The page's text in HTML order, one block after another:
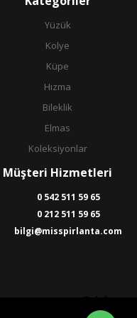
Yüzük
Kolye
Küpe
Hızma
Bileklik
Elmas
Koleksiyonlar
Müşteri Hizmetleri
0 542 511 59 65
0 212 511 59 65
bilgi@misspirlanta.com